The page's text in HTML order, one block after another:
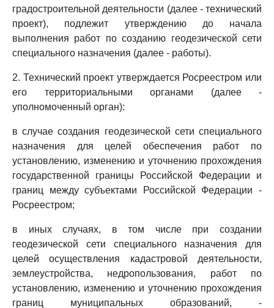
градостроительной деятельности (далее - технический
проект), подлежит утверждению до начала
выполнения работ по созданию геодезической сети
специального назначения (далее - работы).
2. Технический проект утверждается Росреестром или
его территориальными органами (далее -
уполномоченный орган):
в случае создания геодезической сети специального
назначения для целей обеспечения работ по
установлению, изменению и уточнению прохождения
государственной границы Российской Федерации и
границ между субъектами Российской Федерации -
Росреестром;
в иных случаях, в том числе при создании
геодезической сети специального назначения для
целей осуществления кадастровой деятельности,
землеустройства, недропользования, работ по
установлению, изменению и уточнению прохождения
границ муниципальных образований, -